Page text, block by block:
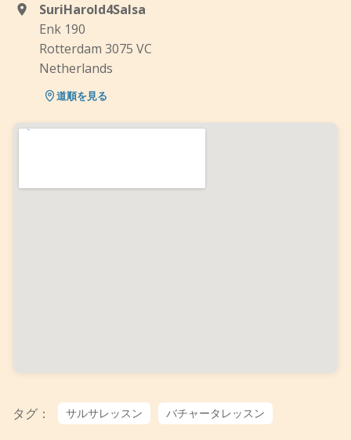
SuriHarold4Salsa
Enk 190
Rotterdam 3075 VC
Netherlands
道順を見る
タグ： サルサレッスン バチャータレッスン